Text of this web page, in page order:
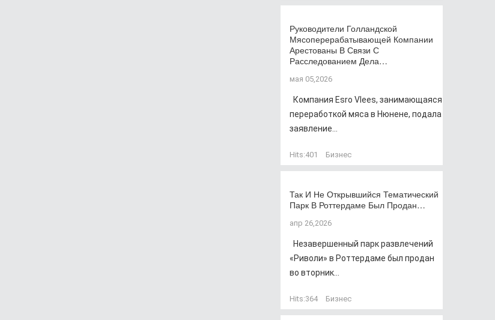
Руководители Голландской
Мясоперерабатывающей Компании
Арестованы В Связи С
Расследованием Дела…
мая 05,2026
Компания Esro Vlees, занимающаяся
переработкой мяса в Нюнене, подала
заявление...
Hits:401 Бизнес
Так И Не Открывшийся Тематический
Парк В Роттердаме Был Продан…
апр 26,2026
Незавершенный парк развлечений
«Риволи» в Роттердаме был продан
во вторник...
Hits:364 Бизнес